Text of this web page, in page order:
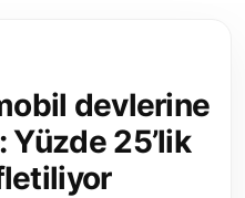
devlerine
Yüzde 25’lik